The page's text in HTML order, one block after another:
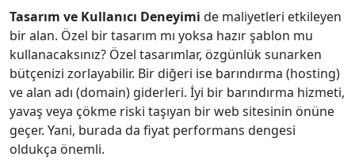
Tasarım ve Kullanıcı Deneyimi de maliyetleri etkileyen
bir alan. Özel bir tasarım mı yoksa hazır şablon mu
kullanacaksınız? Özel tasarımlar, özgünlük sunarken
bütçenizi zorlayabilir. Bir diğeri ise barındırma (hosting)
ve alan adı (domain) giderleri. İyi bir barındırma hizmeti,
yavaş veya çökme riski taşıyan bir web sitesinin önüne
geçer. Yani, burada da fiyat performans dengesi
oldukça önemli.